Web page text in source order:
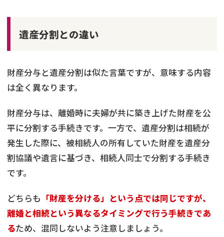
遺産分割との違い
財産分与と遺産分割は似た言葉ですが、意味する内容
は全く異なります。
財産分与は、離婚時に夫婦が共に築き上げた財産を公
平に分割する手続きです。一方で、遺産分割は相続が
発生した際に、被相続人の所有していた財産を遺産分
割協議や遺言に基づき、相続人同士で分割する手続き
です。
どちらも 「財産を分ける」という点では同じですが、
離婚と相続という異なるタイミングで行う手続きであ
るため、混同しないよう注意しましょう。